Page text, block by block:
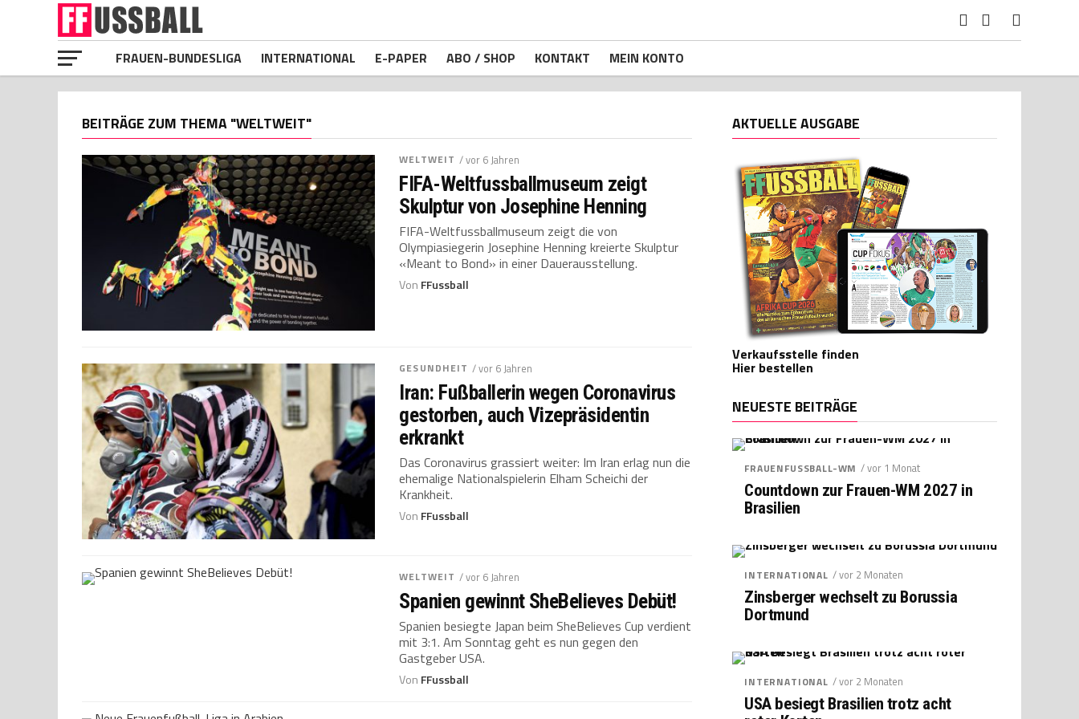
FRAUEN-BUNDESLIGA INTERNATIONAL E-PAPER ABO / SHOP KONTAKT MEIN KONTO
BEITRÄGE ZUM THEMA "WELTWEIT"
WELTWEIT / vor 6 Jahren
FIFA-Weltfussballmuseum zeigt
Skulptur von Josephine Henning
FIFA-Weltfussballmuseum zeigt die von
Olympiasiegerin Josephine Henning kreierte Skulptur
«Meant to Bond» in einer Dauerausstellung.
Von FFussball
GESUNDHEIT / vor 6 Jahren
Iran: Fußballerin wegen Coronavirus
gestorben, auch Vizepräsidentin
erkrankt
Das Coronavirus grassiert weiter: Im Iran erlag nun die
ehemalige Nationalspielerin Elham Scheichi der
Krankheit.
Von FFussball
WELTWEIT / vor 6 Jahren
Spanien gewinnt SheBelieves Debüt!
Spanien besiegte Japan beim SheBelieves Cup verdient
mit 3:1. Am Sonntag geht es nun gegen den
Gastgeber USA.
Von FFussball
AKTUELLE AUSGABE
Verkaufsstelle finden
Hier bestellen
NEUESTE BEITRÄGE
FRAUENFUSSBALL-WM / vor 1 Monat
Countdown zur Frauen-WM 2027 in
Brasilien
INTERNATIONAL / vor 2 Monaten
Zinsberger wechselt zu Borussia
Dortmund
INTERNATIONAL / vor 2 Monaten
USA besiegt Brasilien trotz acht